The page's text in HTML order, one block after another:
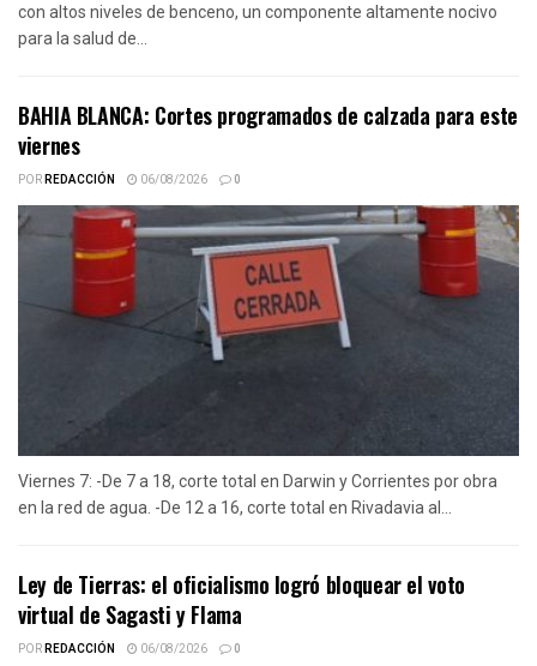
con altos niveles de benceno, un componente altamente nocivo
para la salud de...
BAHIA BLANCA: Cortes programados de calzada para este
viernes
PORREDACCIÓN 06/08/2026 0
Viernes 7: -De 7 a 18, corte total en Darwin y Corrientes por obra
en la red de agua. -De 12 a 16, corte total en Rivadavia al...
Ley de Tierras: el oficialismo logró bloquear el voto
virtual de Sagasti y Flama
PORREDACCIÓN 06/08/2026 0